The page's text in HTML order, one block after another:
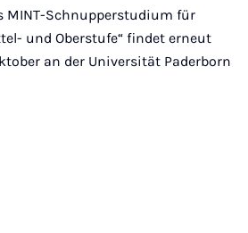
MINT-Schnupperstudium für
und Oberstufe“ findet erneut
an der Universität Paderborn